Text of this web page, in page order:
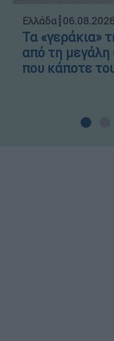
Ελλάδα┋
Τα «γεράκια»
από τη μεγάλη
που κάποτε